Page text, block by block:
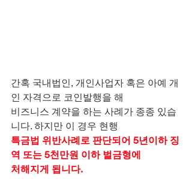
간혹 국내법인, 개인사업자 혹은 아예 개
인 자격으로 코인발행을 해
비즈니스 계약을 하는 사례가 종종 있습
니다. 하지만 이 경우 현행
특금법 위반사례로 판단되어 5년이하 징
역 또는 5천만원 이하 벌금형에
처해지게 됩니다.